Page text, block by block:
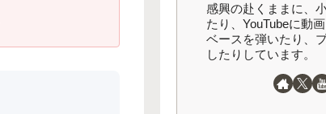
感興の赴くままに、
たり、YouTubeに動
ベースを弾いたり、
したりしています。